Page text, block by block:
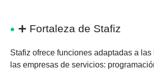
➕ Fortaleza de Stafiz
Stafiz ofrece funciones adaptadas a
las empresas de servicios: